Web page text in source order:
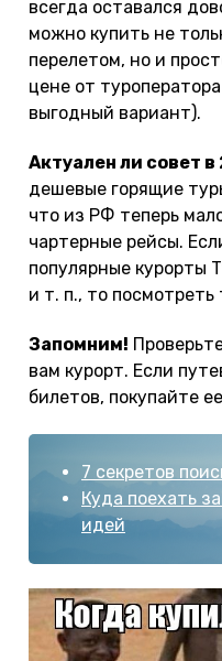
всегда оставался
можно купить не
перелетом, но и
цене от
выгодный вариант).
Актуален ли совет
дешевые горящие
что из РФ теперь
чартерные рейсы.
популярные курорты
и т. п., то
Запомним!
вам курорт. Если
билетов, покупайте
7 секретов
Куда поехать
идей